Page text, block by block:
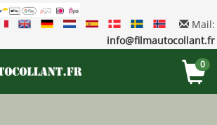
Mail:
info@filmautocollant.fr
0